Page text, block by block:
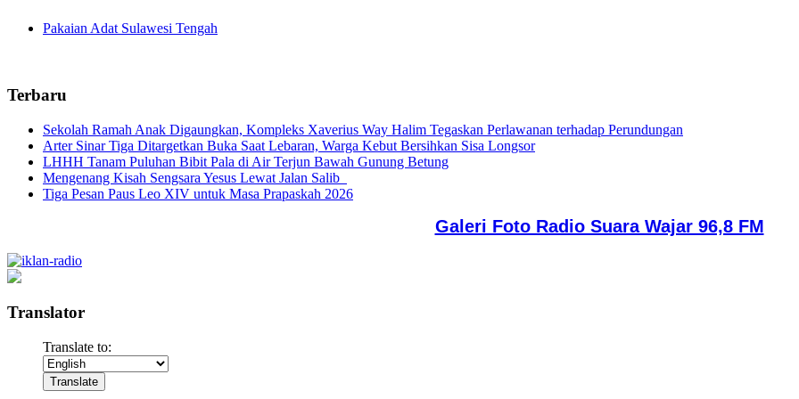
Pakaian Adat Sulawesi Tengah
Terbaru
Sekolah Ramah Anak Digaungkan, Kompleks Xaverius Way Halim Tegaskan Perlawanan terhadap Perundungan
Arter Sinar Tiga Ditargetkan Buka Saat Lebaran, Warga Kebut Bersihkan Sisa Longsor
LHHH Tanam Puluhan Bibit Pala di Air Terjun Bawah Gunung Betung
Mengenang Kisah Sengsara Yesus Lewat Jalan Salib
Tiga Pesan Paus Leo XIV untuk Masa Prapaskah 2026
Galeri Foto Radio Suara Wajar 96,8 FM
Translator
Translate to: